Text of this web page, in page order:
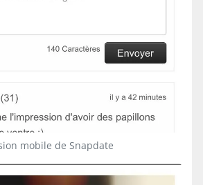
mobile de Snapdate